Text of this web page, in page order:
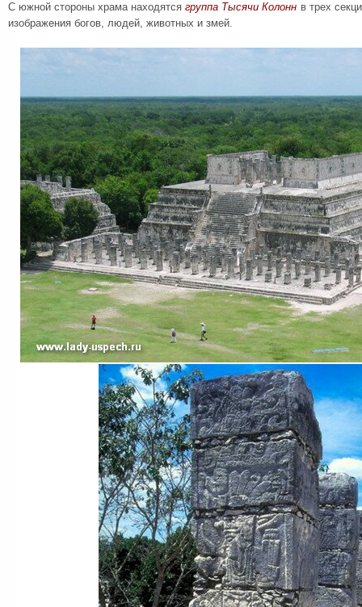
С южной стороны храма находятсягруппа Тысячи Колонн в трех
изображения богов, людей, животных и змей.